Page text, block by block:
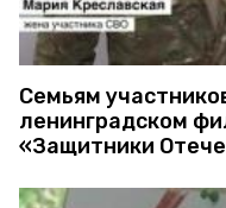
Семьям
ленинградском
«Защитники